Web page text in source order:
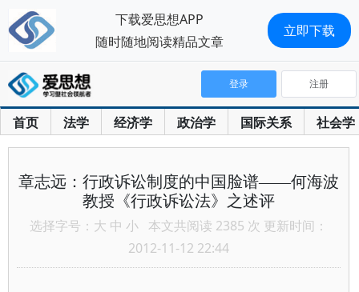
首页 法学 经济学 政治学 国际关系 社会学
登录 注册
章志远：行政诉讼制度的中国脸谱——何海波
教授《行政诉讼法》之述评
选择字号： 大 中 小 本文共阅读 2385 次 更新时间：
2012-11-12 22:44
下载爱思想APP
随时随地阅读精品文章
立即下载